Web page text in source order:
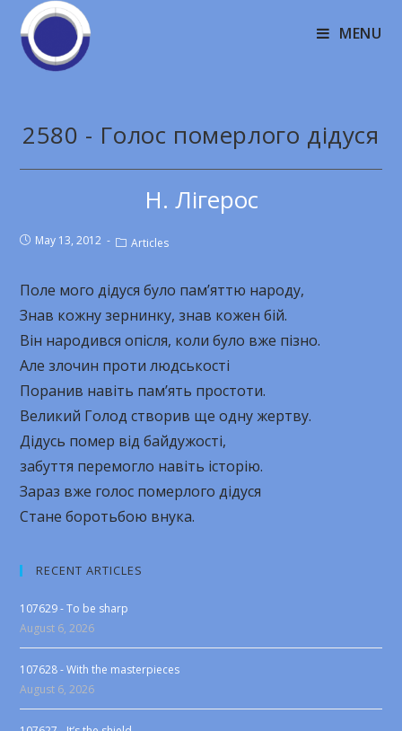
MENU
2580 - Голос померлого дідуся
Н. Лігерос
May 13, 2012 Articles
Поле мого дідуся було пам’яттю народу,
Знав кожну зернинку, знав кожен бій.
Він народився опісля, коли було вже пізно.
Але злочин проти людськості
Поранив навіть пам’ять простоти.
Великий Голод створив ще одну жертву.
Дідусь помер від байдужості,
забуття перемогло навіть історію.
Зараз вже голос померлого дідуся
Стане боротьбою внука.
RECENT ARTICLES
107629 - To be sharp
August 6, 2026
107628 - With the masterpieces
August 6, 2026